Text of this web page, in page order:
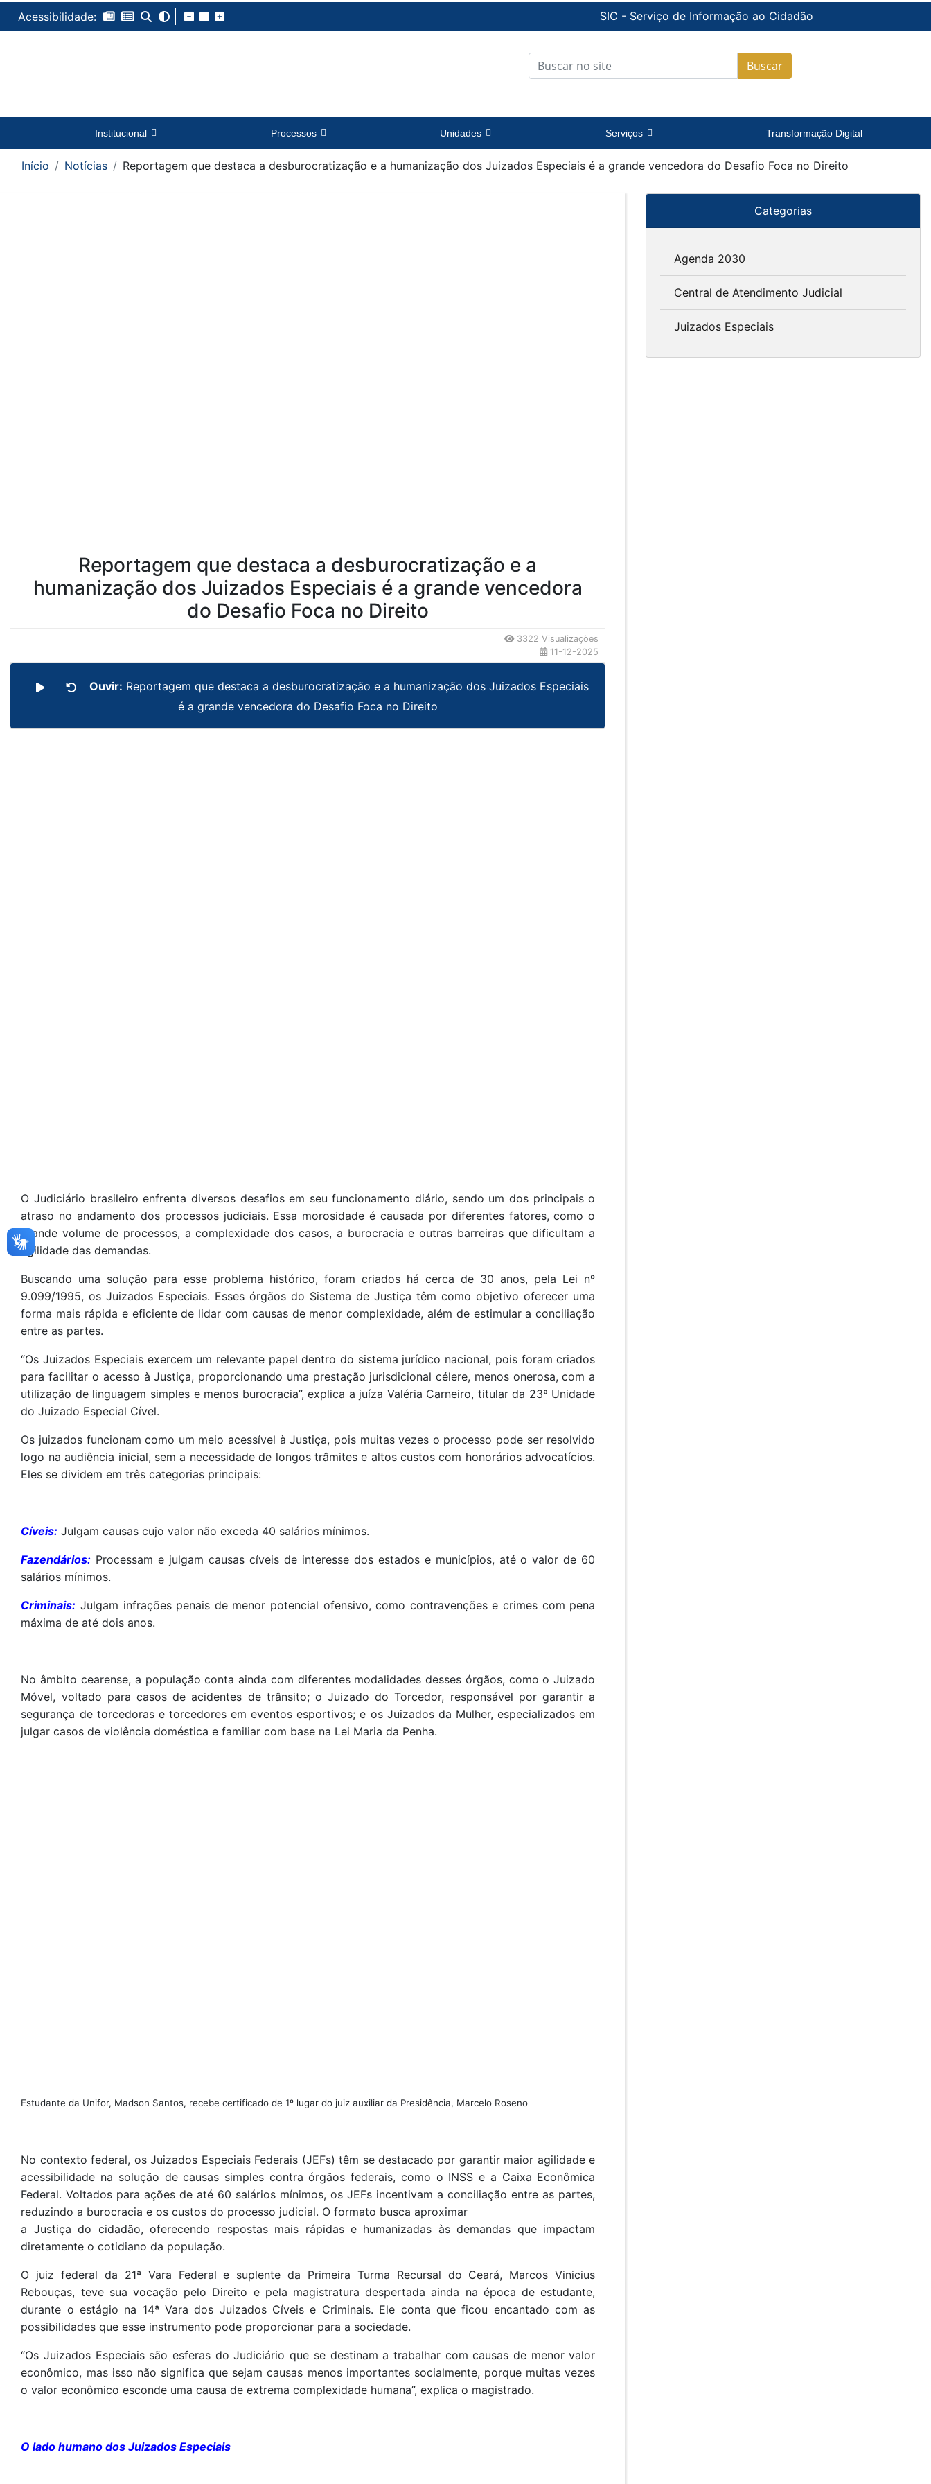
Acessibilidade: SIC - Serviço de Informação ao Cidadão
Buscar
Institucional Processos Unidades Serviços Transformação Digital
Início Notícias Reportagem que destaca a desburocratização e a humanização dos Juizados Especiais é a grande vencedora do Desafio Foca no Direito
Reportagem que destaca a desburocratização e a
humanização dos Juizados Especiais é a grande vencedora
do Desafio Foca no Direito
3322 Visualizações
11-12-2025
Ouvir: Reportagem que destaca a desburocratização e a humanização dos Juizados Especiais
é a grande vencedora do Desafio Foca no Direito
O Judiciário brasileiro enfrenta diversos desafios em seu funcionamento diário, sendo um dos principais o
atraso no andamento dos processos judiciais. Essa morosidade é causada por diferentes fatores, como o
grande volume de processos, a complexidade dos casos, a burocracia e outras barreiras que dificultam a
agilidade das demandas.
Buscando uma solução para esse problema histórico, foram criados há cerca de 30 anos, pela Lei nº
9.099/1995, os Juizados Especiais. Esses órgãos do Sistema de Justiça têm como objetivo oferecer uma
forma mais rápida e eficiente de lidar com causas de menor complexidade, além de estimular a conciliação
entre as partes.
“Os Juizados Especiais exercem um relevante papel dentro do sistema jurídico nacional, pois foram criados
para facilitar o acesso à Justiça, proporcionando uma prestação jurisdicional célere, menos onerosa, com a
utilização de linguagem simples e menos burocracia”, explica a juíza Valéria Carneiro, titular da 23ª Unidade
do Juizado Especial Cível.
Os juizados funcionam como um meio acessível à Justiça, pois muitas vezes o processo pode ser resolvido
logo na audiência inicial, sem a necessidade de longos trâmites e altos custos com honorários advocatícios.
Eles se dividem em três categorias principais:
Cíveis: Julgam causas cujo valor não exceda 40 salários mínimos.
Fazendários: Processam e julgam causas cíveis de interesse dos estados e municípios, até o valor de 60
salários mínimos.
Criminais: Julgam infrações penais de menor potencial ofensivo, como contravenções e crimes com pena
máxima de até dois anos.
No âmbito cearense, a população conta ainda com diferentes modalidades desses órgãos, como o Juizado
Móvel, voltado para casos de acidentes de trânsito; o Juizado do Torcedor, responsável por garantir a
segurança de torcedoras e torcedores em eventos esportivos; e os Juizados da Mulher, especializados em
julgar casos de violência doméstica e familiar com base na Lei Maria da Penha.
Estudante da Unifor, Madson Santos, recebe certificado de 1º lugar do juiz auxiliar da Presidência, Marcelo Roseno
No contexto federal, os Juizados Especiais Federais (JEFs) têm se destacado por garantir maior agilidade e
acessibilidade na solução de causas simples contra órgãos federais, como o INSS e a Caixa Econômica
Federal. Voltados para ações de até 60 salários mínimos, os JEFs incentivam a conciliação entre as partes,
reduzindo a burocracia e os custos do processo judicial. O formato busca aproximar
a Justiça do cidadão, oferecendo respostas mais rápidas e humanizadas às demandas que impactam
diretamente o cotidiano da população.
O juiz federal da 21ª Vara Federal e suplente da Primeira Turma Recursal do Ceará, Marcos Vinicius
Rebouças, teve sua vocação pelo Direito e pela magistratura despertada ainda na época de estudante,
durante o estágio na 14ª Vara dos Juizados Cíveis e Criminais. Ele conta que ficou encantado com as
possibilidades que esse instrumento pode proporcionar para a sociedade.
“Os Juizados Especiais são esferas do Judiciário que se destinam a trabalhar com causas de menor valor
econômico, mas isso não significa que sejam causas menos importantes socialmente, porque muitas vezes
o valor econômico esconde uma causa de extrema complexidade humana”, explica o magistrado.
O lado humano dos Juizados Especiais
Categorias
Agenda 2030
Central de Atendimento Judicial
Juizados Especiais